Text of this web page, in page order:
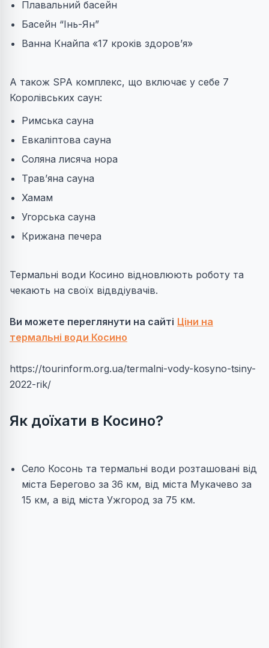
Плавальний басейн
Басейн “Інь-Ян”
Ванна Кнайпа «17 кроків здоров’я»
А також SPA комплекс, що включає у себе 7
Королівських саун:
Римська сауна
Евкаліптова сауна
Соляна лисяча нора
Трав’яна сауна
Хамам
Угорська сауна
Крижана печера
Термальні води Косино відновлюють роботу та
чекають на своїх відвдіувачів.
Ви можете переглянути на сайті Ціни на
термальні води Косино
https://tourinform.org.ua/termalni-vody-kosyno-tsiny-
2022-rik/
Як доїхати в Косино?
Село Косонь та термальні води розташовані від
міста Берегово за 36 км, від міста Мукачево за
15 км, а від міста Ужгород за 75 км.